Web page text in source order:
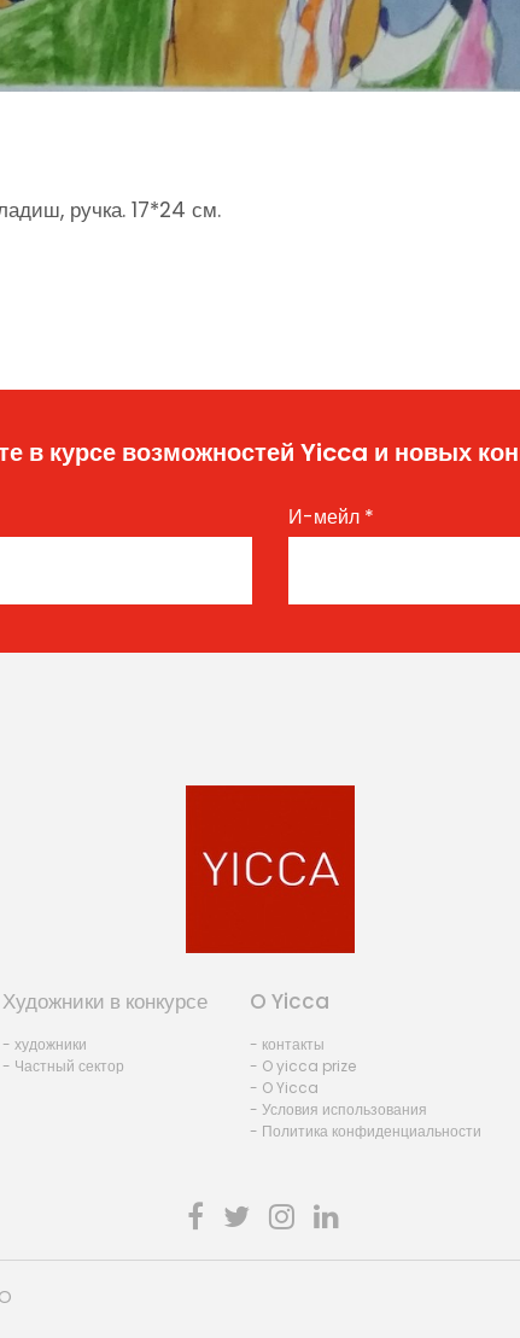
ручка. 17*24 см.
в курсе возможностей Yicca и новых
И-мейл *
Художники в конкурсе
- художники
- Частный сектор
O Yicca
- контакты
- O yicca prize
- O Yicca
- Условия использования
- Политика конфиденциальности